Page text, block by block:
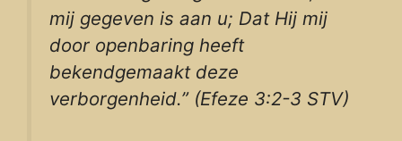
mij gegeven is aan u; Dat Hij mij
door openbaring heeft
bekendgemaakt deze
verborgenheid.” (Efeze 3:2-3 STV)